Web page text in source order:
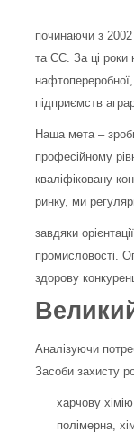
починаючи з 2002
та ЄС. За ці роки
підприємств
Наша мета –
професійному
кваліфіковану
ринку, ми
завдяки
промисловості.
здорову
Аналізуючи
Засоби захисту
харчову
полімерна,